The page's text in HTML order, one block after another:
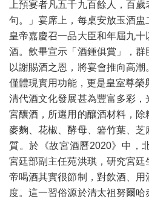
上預宴者凡五千九百餘人，百
句。」宴席上，每桌安放玉酒
皇帝嘉慶召一品大臣和年屆九
酒。飲畢宣示「酒鍾俱賞」，群
以謝賜酒之恩，將宴會推向高
僅體現實用功能，更是皇室尊榮
清代酒文化發展甚為豐富多彩
宮釀酒，所選用的釀酒材料，除
麥麴、花椒、酵母、箬竹葉、
質。於《故宮酒曆2020》中，
宮廷部副主任苑洪琪，研究宮
帝喝酒其實很節制，對飲酒、用
度。這一習俗源於清太祖努爾